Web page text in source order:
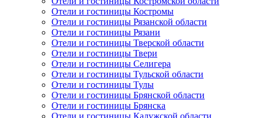
Отели и гостиницы Костромы
Отели и гостиницы Рязанской области
Отели и гостиницы Рязани
Отели и гостиницы Тверской области
Отели и гостиницы Твери
Отели и гостиницы Селигера
Отели и гостиницы Тульской области
Отели и гостиницы Тулы
Отели и гостиницы Брянской области
Отели и гостиницы Брянска